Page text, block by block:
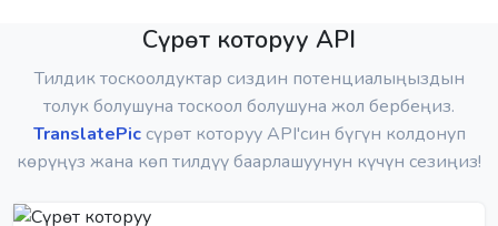
Сүрөт которуу API
Тилдик тоскоолдуктар сиздин потенциалыңыздын
толук болушуна тоскоол болушуна жол бербеңиз.
TranslatePicсүрөт которуу API'син бүгүн колдонуп
көрүңүз жана көп тилдүү баарлашуунун күчүн сезиңиз!